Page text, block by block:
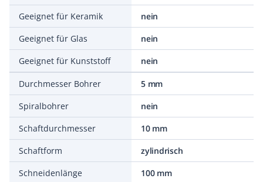
Geeignet für Keramik
nein
Geeignet für Glas
nein
Geeignet für Kunststoff
nein
Durchmesser Bohrer
5 mm
Spiralbohrer
nein
Schaftdurchmesser
10 mm
Schaftform
zylindrisch
Schneidenlänge
100 mm